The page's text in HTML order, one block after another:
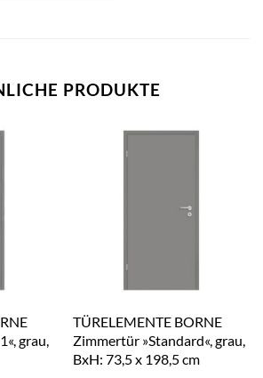
PRODUKTE
grau,
TÜRELEMENTE BORNE
Zimmertür »Standard«, grau,
BxH: 73,5 x 198,5 cm